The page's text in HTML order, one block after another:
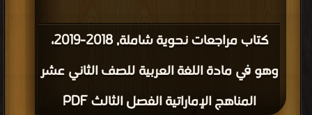
كتاب مراجعات نحوية شاملة, 2018-2019،
وهو في مادة اللغة العربية للصف الثاني عشر
المناهج الإماراتية الفصل الثالث PDF